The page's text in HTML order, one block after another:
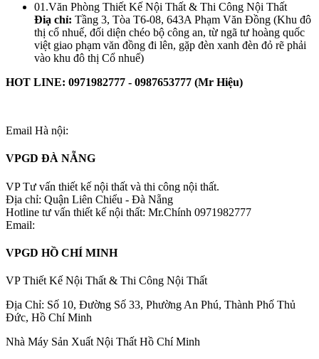
01.Văn Phòng Thiết Kế Nội Thất & Thi Công Nội Thất
Điạ chỉ: Tầng 3, Tòa T6-08, 643A Phạm Văn Đồng (Khu đô
thị cổ nhuế, đối diện chéo bộ công an, từ ngã tư hoàng quốc
việt giao phạm văn đồng đi lên, gặp đèn xanh đèn đỏ rẽ phải
vào khu đô thị Cổ nhuế)
HOT LINE: 0971982777 - 0987653777 (Mr Hiệu)
Email Hà nội:
VPGD ĐÀ NẴNG
VP Tư vấn thiết kế nội thất và thi công nội thất.
Địa chỉ: Quận Liên Chiểu - Đà Nẵng
Hotline tư vấn thiết kế nội thất: Mr.Chính 0971982777
Email:
VPGD HỒ CHÍ MINH
VP Thiết Kế Nội Thất & Thi Công Nội Thất
Địa Chỉ: Số 10, Đường Số 33, Phường An Phú, Thành Phố Thủ
Đức, Hồ Chí Minh
Nhà Máy Sản Xuất Nội Thất Hồ Chí Minh